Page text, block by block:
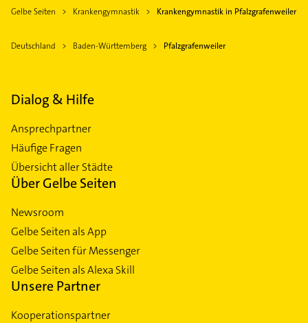
Gelbe Seiten Krankengymnastik Krankengymnastik in Pfalzgrafenweiler
Deutschland Baden-Württemberg Pfalzgrafenweiler
Dialog & Hilfe
Ansprechpartner
Häufige Fragen
Übersicht aller Städte
Über Gelbe Seiten
Newsroom
Gelbe Seiten als App
Gelbe Seiten für Messenger
Gelbe Seiten als Alexa Skill
Unsere Partner
Kooperationspartner